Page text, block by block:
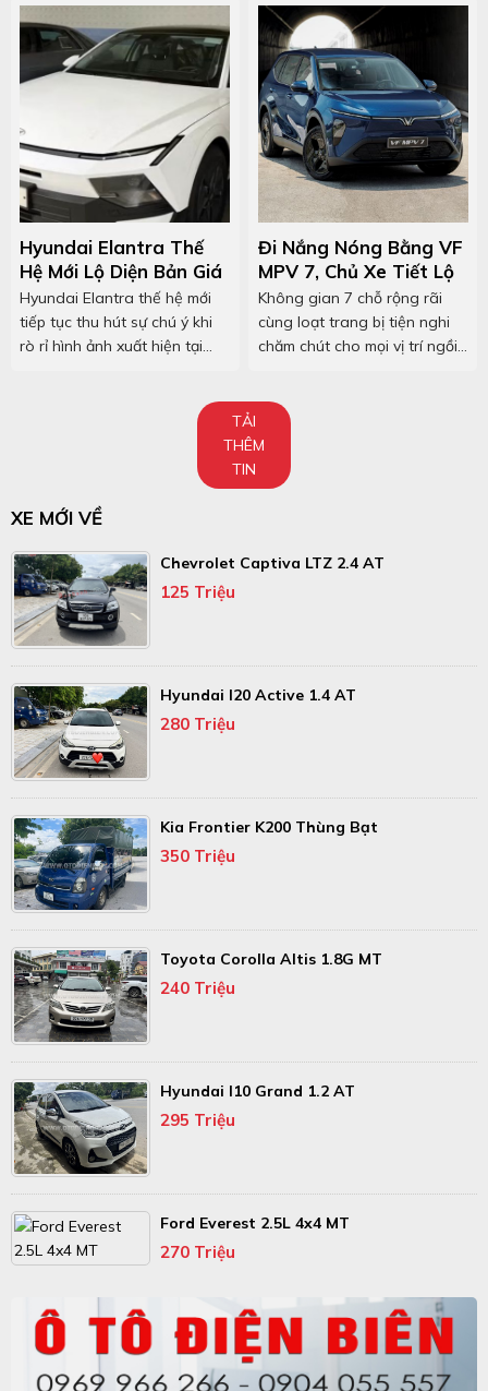
Anh Dũng sẽ chia sẻ rõ cách
VinFast thay đổi hành vi
"xuống tiền" của người Việt.
Hyundai Elantra Thế
Hệ Mới Lộ Diện Bản Giá
Rẻ
Hyundai Elantra thế hệ mới
tiếp tục thu hút sự chú ý khi
rò rỉ hình ảnh xuất hiện tại
Đi Nắng Nóng Bằng VF
MPV 7, Chủ Xe Tiết Lộ
Những Trải Nghiệm Bất
Ngờ
Không gian 7 chỗ rộng rãi
cùng loạt trang bị tiện nghi
chăm chút cho mọi vị trí ngồi,
trong những ngày nắng
nóng.
TẢI
THÊM
TIN
XE MỚI VỀ
Chevrolet Captiva LTZ 2.4 AT
125 Triệu
Hyundai I20 Active 1.4 AT
280 Triệu
Kia Frontier K200 Thùng Bạt
350 Triệu
Toyota Corolla Altis 1.8G MT
240 Triệu
Hyundai I10 Grand 1.2 AT
295 Triệu
Ford Everest 2.5L 4x4 MT
270 Triệu